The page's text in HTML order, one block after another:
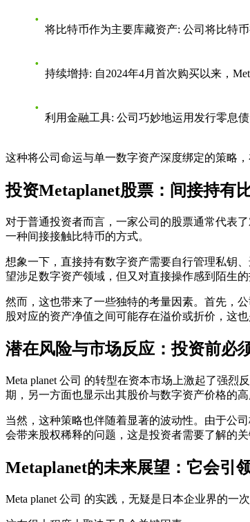
将比特币作为主要库藏资产: 公司将比特
持续增持: 自2024年4月首次购买以来，
利用金融工具: 公司巧妙地运用发行零息
这种将公司命运与单一数字资产深度绑定的策略
投资Metaplanet股票：间接持有
对于普通投资者而言，一家公司的股票通常代表
一种间接接触比特币的方式。
想象一下，直接持有数字资产需要自行管理私钥
望涉足数字资产领域，但又对直接操作感到陌生的
然而，这也带来了一些独特的考量因素。首先，
股对应的资产净值之间可能存在溢价或折价，这
潜在风险与市场反应：投资前必
Meta planet 公司 的转型在资本市场上激起了强烈
期，另一方面也显示出其股价与数字资产价格的高
当然，这种策略也伴随着显著的波动性。由于公
会带来股权稀释的问题，这是投资者需要了解的
Metaplanet的未来展望：它会引
Meta planet 公司 的实践，无疑是日本企业界的一